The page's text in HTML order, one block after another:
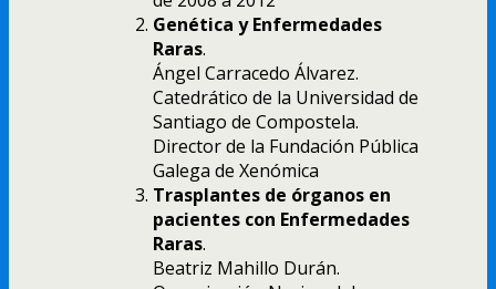
Genética y Enfermedades
Raras.
Ángel Carracedo Álvarez.
Catedrático de la Universidad de
Santiago de Compostela.
Director de la Fundación Pública
Galega de Xenómica
Trasplantes de órganos en
pacientes con Enfermedades
Raras.
Beatriz Mahillo Durán.